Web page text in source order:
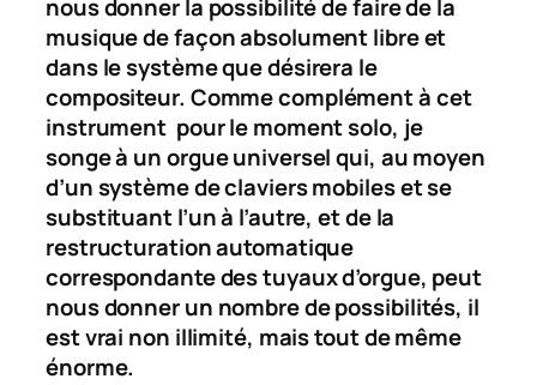
nous donner la possibilité de faire de la
musique de façon absolument libre et
dans le système que désirera le
compositeur. Comme complément à cet
instrument pour le moment solo, je
songe à un orgue universel qui, au moyen
d’un système de claviers mobiles et se
substituant l’un à l’autre, et de la
restructuration automatique
correspondante des tuyaux d’orgue, peut
nous donner un nombre de possibilités, il
est vrai non illimité, mais tout de même
énorme.